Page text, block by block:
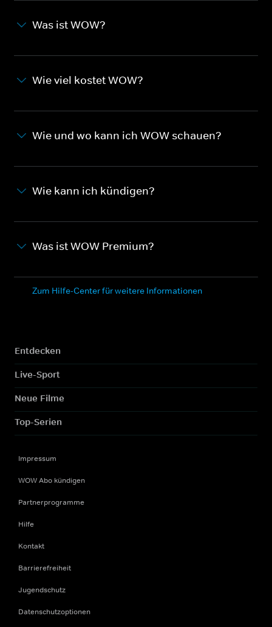
Was ist WOW?
Wie viel kostet WOW?
Wie und wo kann ich WOW schauen?
Wie kann ich kündigen?
Was ist WOW Premium?
Zum Hilfe-Center für weitere Informationen
Entdecken
Live-Sport
Neue Filme
Top-Serien
Impressum
WOW Abo kündigen
Partnerprogramme
Hilfe
Kontakt
Barrierefreiheit
Jugendschutz
Datenschutzoptionen